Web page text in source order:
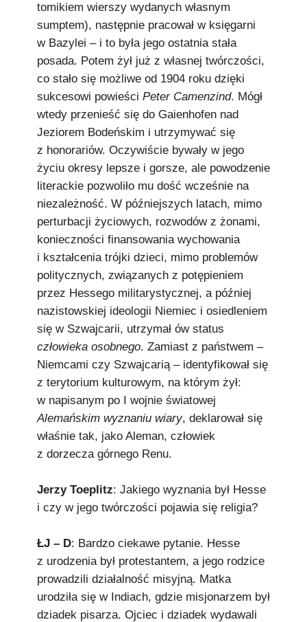
tomikiem wierszy wydanych własnym
sumptem), następnie pracował w księgarni
w Bazylei – i to była jego ostatnia stała
posada. Potem żył już z własnej twórczości,
co stało się możliwe od 1904 roku dzięki
sukcesowi powieści Peter Camenzind. Mógł
wtedy przenieść się do Gaienhofen nad
Jeziorem Bodeńskim i utrzymywać się
z honorariów. Oczywiście bywały w jego
życiu okresy lepsze i gorsze, ale powodzenie
literackie pozwoliło mu dość wcześnie na
niezależność. W późniejszych latach, mimo
perturbacji życiowych, rozwodów z żonami,
konieczności finansowania wychowania
i kształcenia trójki dzieci, mimo problemów
politycznych, związanych z potępieniem
przez Hessego militarystycznej, a później
nazistowskiej ideologii Niemiec i osiedleniem
się w Szwajcarii, utrzymał ów status
człowieka osobnego. Zamiast z państwem –
Niemcami czy Szwajcarią – identyfikował się
z terytorium kulturowym, na którym żył:
w napisanym po I wojnie światowej
Alemańskim wyznaniu wiary, deklarował się
właśnie tak, jako Aleman, człowiek
z dorzecza górnego Renu.
Jerzy Toeplitz: Jakiego wyznania był Hesse
i czy w jego twórczości pojawia się religia?
ŁJ – D: Bardzo ciekawe pytanie. Hesse
z urodzenia był protestantem, a jego rodzice
prowadzili działalność misyjną. Matka
urodziła się w Indiach, gdzie misjonarzem był
dziadek pisarza. Ojciec i dziadek wydawali